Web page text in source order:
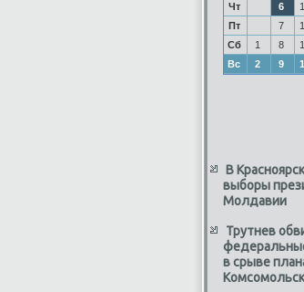
Чт
6
Пт
7
Сб
1 8
Вс
2 9
В
выборы
Молдавии
Трутнев
в срыве